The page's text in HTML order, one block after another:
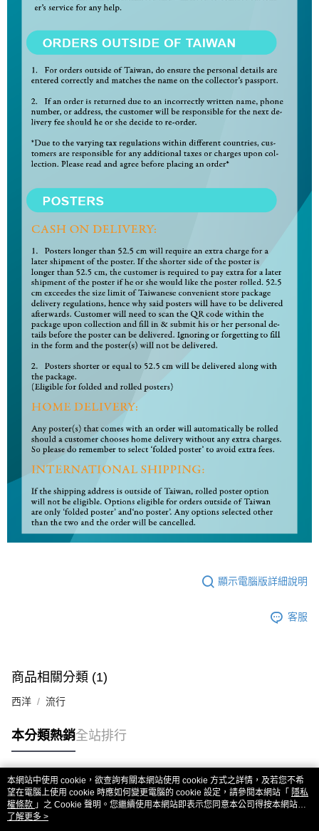
顯示電腦版詳細說明
客服
商品相關分類 (1)
西洋 流行
本分類熱銷全站排行
熱門標籤
本網站中使用 cookie，欲查詢有關本網站使用 cookie 方式之詳情，及若您不希
望在電腦上使用 cookie 時應如何變更電腦的 cookie 設定，請參閱本網站「 隱私
權條款 」之 Cookie 聲明。您繼續使用本網站即表示您同意本公司得按本網站使
用條款之 Cookie 聲明使用 cookie。
了解更多 >